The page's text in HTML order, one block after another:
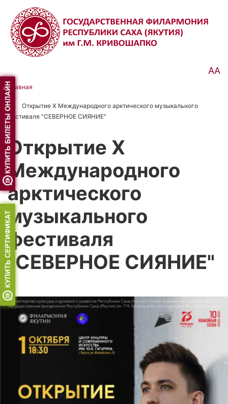
Перейти
основному
содержанию
АА
Строка
навигации
Главная
Открытие X Международного арктического музыкального
фестиваля "СЕВЕРНОЕ СИЯНИЕ"
Открытие X
Международного
арктического
музыкального
фестиваля
"СЕВЕРНОЕ СИЯНИЕ"